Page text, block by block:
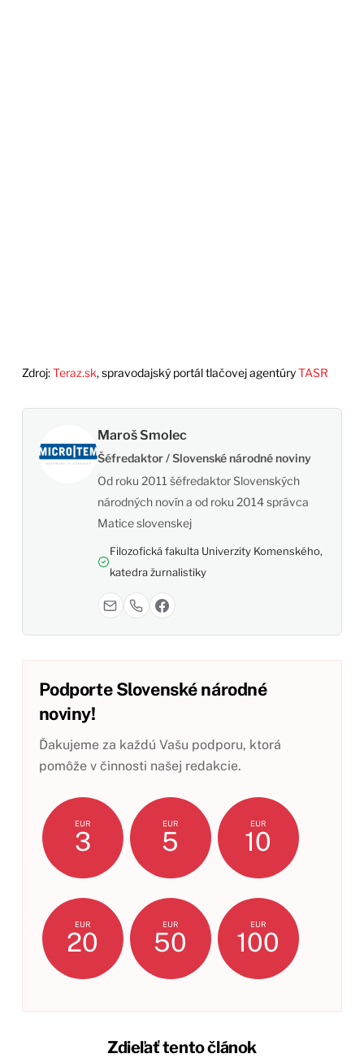
Zdroj:Teraz.sk, spravodajský portál tlačovej agentúryTASR
Maroš Smolec
Šéfredaktor / Slovenské národné noviny
Od roku 2011 šéfredaktor Slovenských
národných novín a od roku 2014 správca
Matice slovenskej
Filozofická fakulta Univerzity Komenského,
katedra žurnalistiky
Podporte Slovenské národné
noviny!
Ďakujeme za každú Vašu podporu, ktorá
pomôže v činnosti našej redakcie.
EUR
3
EUR
5
EUR
10
EUR
20
EUR
50
EUR
100
Zdieľať tento článok